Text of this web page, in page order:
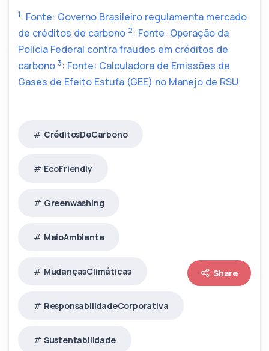
1: Fonte: Governo Brasileiro regulamenta mercado
de créditos de carbono 2: Fonte: Operação da
Polícia Federal contra fraudes em créditos de
carbono 3: Fonte: Calculadora de Emissões de
Gases de Efeito Estufa (GEE) no Manejo de RSU
CréditosDeCarbono
EcoFriendly
Greenwashing
MeioAmbiente
MudançasClimáticas
ResponsabilidadeCorporativa
Sustentabilidade
Share